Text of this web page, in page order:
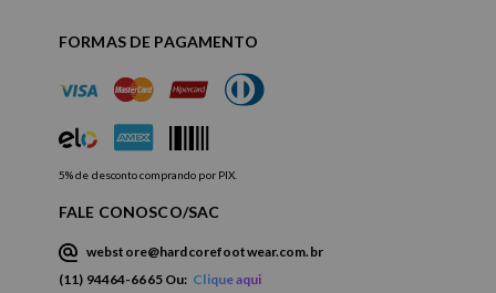
FORMAS DE PAGAMENTO
5% de desconto comprando por PIX.
FALE CONOSCO/SAC
webstore@hardcorefootwear.com.br
(11) 94464-6665 Ou: Clique aqui